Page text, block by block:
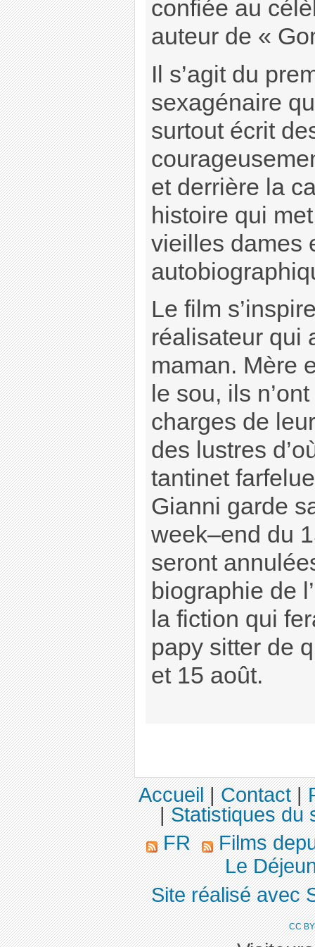
confiée au
auteur de «
Il s’agit du
sexagénaire
surtout écrit
et derrière la
histoire qui
vieilles dames
Le film
réalisateur qui
maman. Mère
le sou, ils
charges de
des lustres
tantinet
Gianni garde
week–end du
seront
biographie de
la fiction qui
papy sitter de
et 15 août.
Accueil|Contact|
|Statistiques du
FR
Films
Le
Site réalisé avec
CC